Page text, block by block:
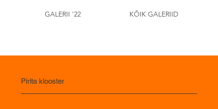
GALERII '22 KÕIK GALERIID
Pirita klooster